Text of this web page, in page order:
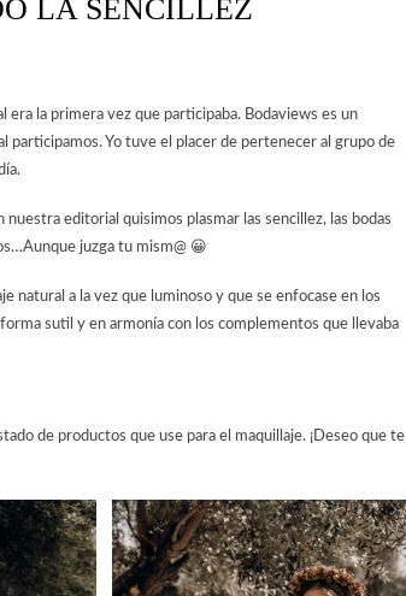
LA SENCILLEZ
era la primera vez que participaba. Bodaviews es un
participamos. Yo tuve el placer de pertenecer al grupo de
editorial quisimos plasmar las sencillez, las bodas
juzga tu mism@ 😀
natural a la vez que luminoso y que se enfocase en los
sutil y en armonía con los complementos que llevaba
de productos que use para el maquillaje. ¡Deseo que te